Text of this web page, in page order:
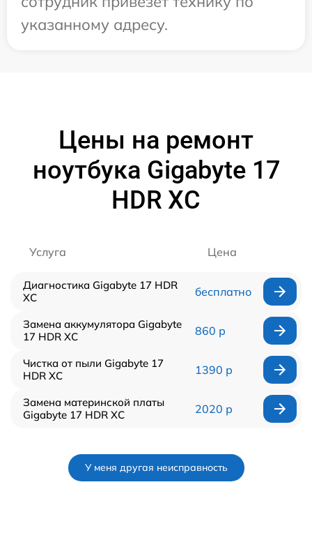
указанному адресу.
Цены на ремонт
ноутбука Gigabyte 17
HDR XC
Услуга Цена
Диагностика Gigabyte 17 HDR
XC
бесплатно
Замена аккумулятора Gigabyte
17 HDR XC
860 р
Чистка от пыли Gigabyte 17
HDR XC
1390 р
Замена материнской платы
Gigabyte 17 HDR XC
2020 р
У меня другая неисправность